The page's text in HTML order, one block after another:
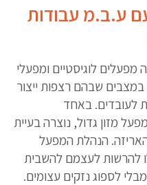
ע.ב.מ עבודות
מפעלים לוגיסטיים ומפעלי
שבהם רצפות ייצור
לעובדים. באחד
מזון גדול, נוצרה בעיית
הנהלת המפעל
להרשות לעצמם להשבית
לספוג נזקים עצומים.